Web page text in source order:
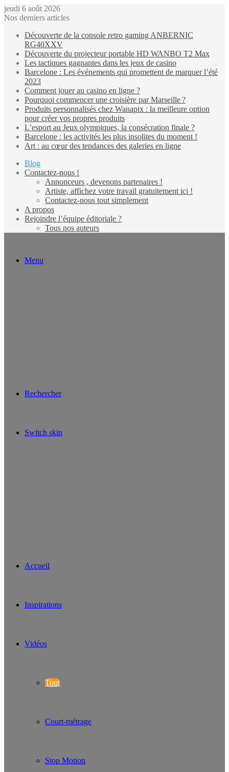
jeudi 6 août 2026
Nos derniers articles
Découverte de la console retro gaming ANBERNIC
RG40XXV
Découverte du projecteur portable HD WANBO T2 Max
Les tactiques gagnantes dans les jeux de casino
Barcelone : Les événements qui promettent de marquer l’été
2023
Comment jouer au casino en ligne ?
Pourquoi commencer une croisière par Marseille ?
Produits personnalisés chez Wanapix : la meilleure option
pour créer vos propres produits
L’esport au Jeux olympiques, la consécration finale ?
Barcelone : les activités les plus insolites du moment !
Art : au cœur des tendances des galeries en ligne
Blog
Contactez-nous !
Annonceurs , devenons partenaires !
Artiste, affichez votre travail gratuitement ici !
Contactez-nous tout simplement
A propos
Rejoindre l’équipe éditoriale ?
Tous nos auteurs
Menu
Rechercher
Switch skin
Accueil
Inspirations
Vidéos
Tout
Court-métrage
Stop Motion